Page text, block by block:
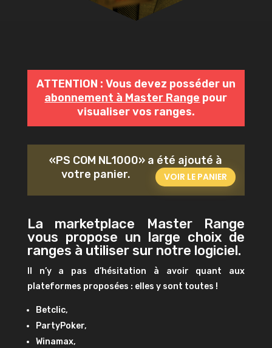
ATTENTION : Vous devez posséder un
abonnement à Master Range pour
visualiser vos ranges.
«PS COM NL1000» a été ajouté à
votre panier.
VOIR LE PANIER
La marketplace Master Range
vous propose un large choix de
ranges à utiliser sur notre logiciel.
Il n’y a pas d’hésitation à avoir quant aux
plateformes proposées : elles y sont toutes !
Betclic,
PartyPoker,
Winamax,